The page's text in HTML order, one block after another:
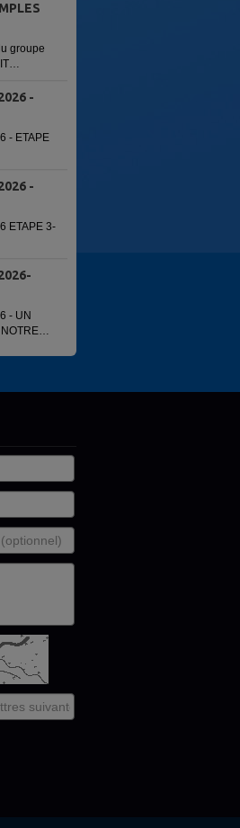
groupe
du
-
- ETAPE
-
ETAPE 3-
- UN